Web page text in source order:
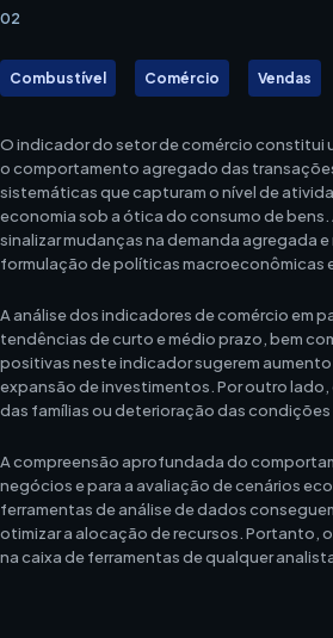
02
Combustível Comércio Vendas
O indicador do setor de comércio constitui
o comportamento agregado das
sistemáticas que capturam o nível de
economia sob a ótica do consumo de
sinalizar mudanças na demanda agregada
formulação de políticas macroeconômicas
A análise dos indicadores de comércio em
tendências de curto e médio prazo, bem
positivas neste indicador sugerem
expansão de investimentos. Por outro
das famílias ou deterioração das condições
A compreensão aprofundada do
negócios e para a avaliação de cenários
ferramentas de análise de dados
otimizar a alocação de recursos. Portanto,
na caixa de ferramentas de qualquer